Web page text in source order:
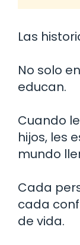
Las
No solo
educan.
Cuando
hijos, les
mundo
Cada
cada
de vida.